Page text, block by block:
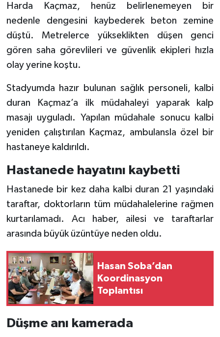
Harda Kaçmaz, henüz belirlenemeyen bir
nedenle dengesini kaybederek beton zemine
düştü. Metrelerce yükseklikten düşen genci
gören saha görevlileri ve güvenlik ekipleri hızla
olay yerine koştu.
Stadyumda hazır bulunan sağlık personeli, kalbi
duran Kaçmaz’a ilk müdahaleyi yaparak kalp
masajı uyguladı. Yapılan müdahale sonucu kalbi
yeniden çalıştırılan Kaçmaz, ambulansla özel bir
hastaneye kaldırıldı.
Hastanede hayatını kaybetti
Hastanede bir kez daha kalbi duran 21 yaşındaki
taraftar, doktorların tüm müdahalelerine rağmen
kurtarılamadı. Acı haber, ailesi ve taraftarlar
arasında büyük üzüntüye neden oldu.
Hasan Soba’dan
Koordinasyon
Toplantısı
Düşme anı kamerada